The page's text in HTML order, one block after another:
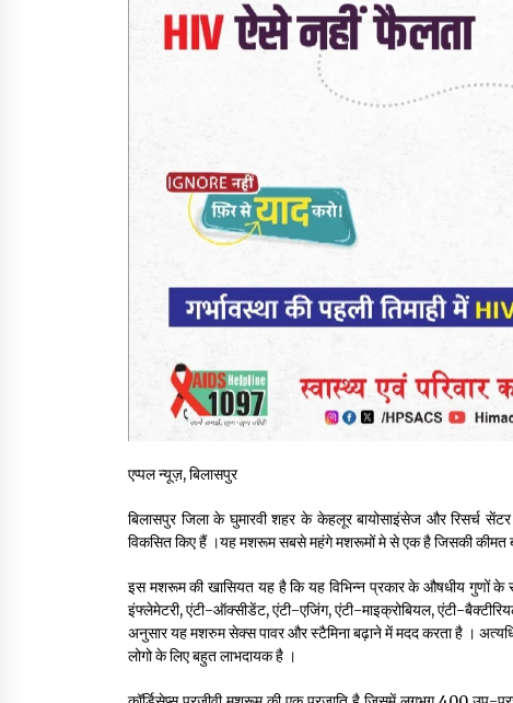
एप्पल न्यूज़, बिलासपुर
बिलासपुर जिला के घुमारवी शहर के केहलूर बायोसाइंसेज और रिसर्च
विकसित किए हैं ।यह मशरूम सबसे महंगे मशरूमों मे से एक है जिसकी कीमत
इस मशरूम की खासियत यह है कि यह विभिन्न प्रकार के औषधीय गुणों
इंफ्लेमेटरी, एंटी-ऑक्सीडेंट, एंटी-एजिंग, एंटी-माइक्रोबियल, एंटी-
अनुसार यह मशरुम सेक्स पावर और स्टैमिना बढ़ाने में मदद करता है ।
लोगो के लिए बहुत लाभदायक है ।